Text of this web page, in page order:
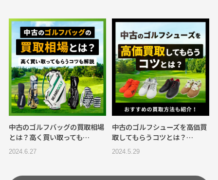
中古のゴルフバッグの買取相場
とは？高く買い取っても…
2024.6.27
中古のゴルフシューズを高価買
取してもらうコツとは？…
2024.5.29